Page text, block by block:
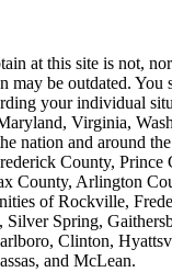
at this site is not,
may be outdated. You
your individual
Virginia,
nation and around
County, Prince
County, Arlington
of Rockville,
Silver Spring,
Clinton,
and McLean.